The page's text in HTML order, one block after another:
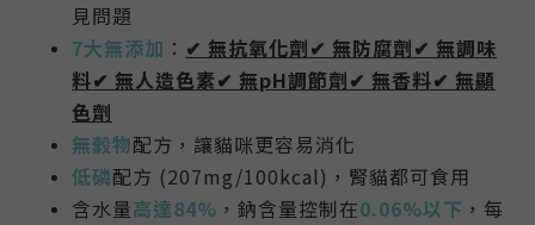
見問題
7大無添加 ： ✔ 無抗氧化劑✔ 無防腐劑✔ 無調味
料✔ 無人造色素✔ 無pH調節劑✔ 無香料✔ 無顯
色劑
無穀物配方 ，讓貓咪更容易消化
低磷配方 (207mg/100kcal)，腎貓都可食用
含水量高達84% ，鈉含量控制在0.06%以下 ，每